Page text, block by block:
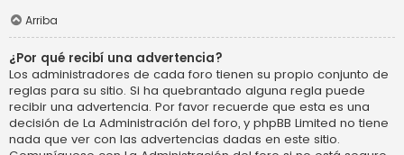
Arriba
¿Por qué recibí una advertencia?
Los administradores de cada foro tienen su propio conjunto de
reglas para su sitio. Si ha quebrantado alguna regla puede
recibir una advertencia. Por favor recuerde que esta es una
decisión de La Administración del foro, y phpBB Limited no tiene
nada que ver con las advertencias dadas en este sitio.